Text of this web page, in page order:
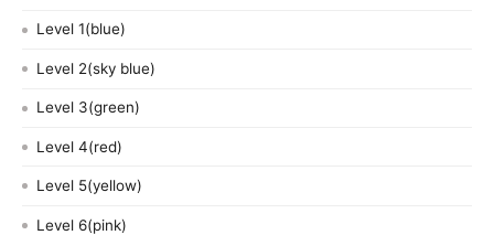
Level 1(blue)
Level 2(sky blue)
Level 3(green)
Level 4(red)
Level 5(yellow)
Level 6(pink)